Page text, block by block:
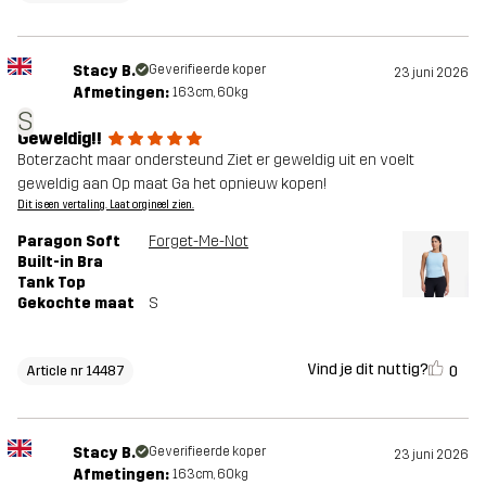
S
Stacy B. Geverifieerde koper 23 juni 2026
Afmetingen: 163cm, 60kg
Geweldig!!
Boterzacht maar ondersteund Ziet er geweldig uit en voelt
geweldig aan Op maat Ga het opnieuw kopen!
Dit is een vertaling. Laat orgineel zien.
Paragon Soft
Built-in Bra
Tank Top
Forget-Me-Not
Gekochte maat S
Article nr 14487 Vind je dit nuttig? 0
Stacy B. Geverifieerde koper 23 juni 2026
Afmetingen: 163cm, 60kg